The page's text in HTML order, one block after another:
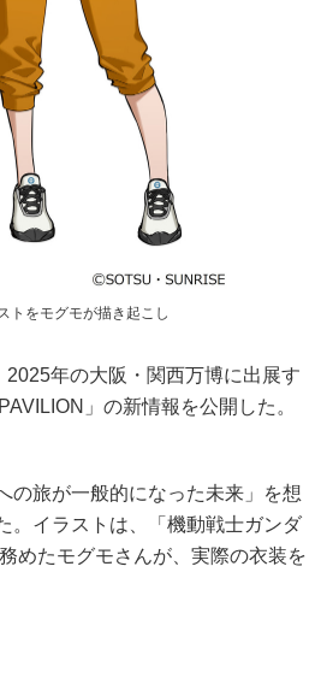
トをモグモが描き起こし
年の大阪・関西万博に出展す
」の新情報を公開した。
旅が一般的になった未来」を想
。イラストは、「機動戦士ガンダ
めたモグモさんが、実際の衣装を